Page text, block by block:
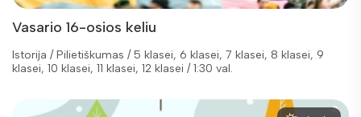
Vasario 16-osios keliu
Istorija / Pilietiškumas / 5 klasei, 6 klasei, 7 klasei, 8 klasei, 9
klasei, 10 klasei, 11 klasei, 12 klasei / 1:30 val.